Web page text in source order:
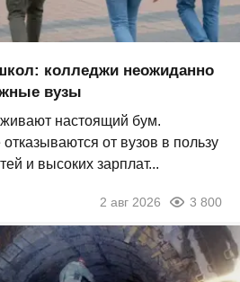
колледжи неожиданно
вузы
настоящий бум.
от вузов в пользу
и высоких зарплат...
2 авг 2026 3 800